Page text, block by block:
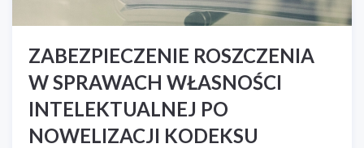
ZABEZPIECZENIE ROSZCZENIA
W SPRAWACH WŁASNOŚCI
INTELEKTUALNEJ PO
NOWELIZACJI KODEKSU